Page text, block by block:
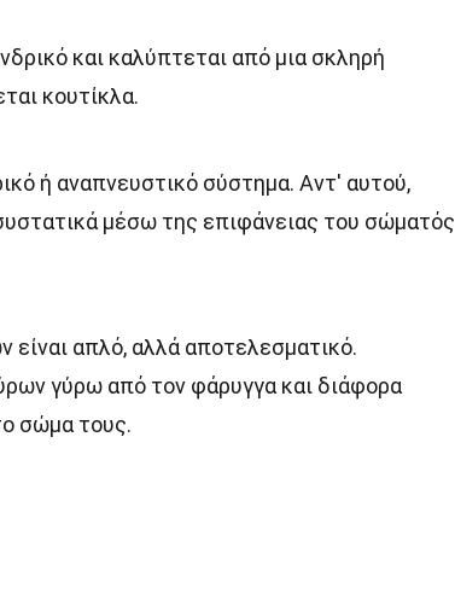
και καλύπτεται από μια σκληρή
κουτίκλα.
ή αναπνευστικό σύστημα. Αντ' αυτού,
μέσω της επιφάνειας του σώματός
απλό, αλλά αποτελεσματικό.
γύρω από τον φάρυγγα και διάφορα
σώμα τους.